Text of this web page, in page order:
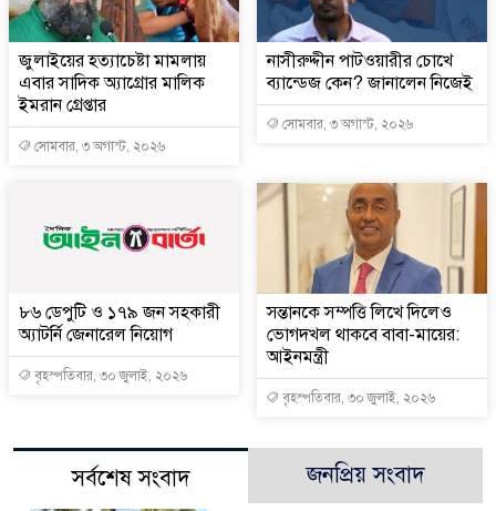
জুলাইয়ের হত্যাচেষ্টা মামলায়
এবার সাদিক অ্যাগ্রোর মালিক
ইমরান গ্রেপ্তার
সোমবার, ৩ অগাস্ট, ২০২৬
নাসীরুদ্দীন পাটওয়ারীর চোখে
ব্যান্ডেজ কেন? জানালেন নিজেই
সোমবার, ৩ অগাস্ট, ২০২৬
৮৬ ডেপুটি ও ১৭৯ জন সহকারী
অ্যাটর্নি জেনারেল নিয়োগ
বৃহস্পতিবার, ৩০ জুলাই, ২০২৬
সন্তানকে সম্পত্তি লিখে দিলেও
ভোগদখল থাকবে বাবা-মায়ের:
আইনমন্ত্রী
বৃহস্পতিবার, ৩০ জুলাই, ২০২৬
সর্বশেষ সংবাদ জনপ্রিয় সংবাদ